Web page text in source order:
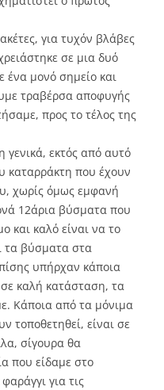
για τυχόν βλάβες
σε μια δυό
ένα μονό σημείο και
τραβέρσα αποφυγής
προς το τέλος της
εκτός από αυτό
καταρράκτη που έχουν
χωρίς όμως εμφανή
12άρια βύσματα που
και καλό είναι να το
τα βύσματα στα
υπήρχαν κάποια
καλή κατάσταση, τα
Κάποια από τα μόνιμα
τοποθετηθεί, είναι σε
σίγουρα θα
που είδαμε στο
για τις